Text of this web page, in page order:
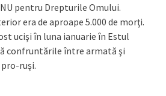
pentru Drepturile Omului.
era de aproape 5.000 de morţi.
ucişi în luna ianuarie în Estul
confruntările între armată şi
ruşi.